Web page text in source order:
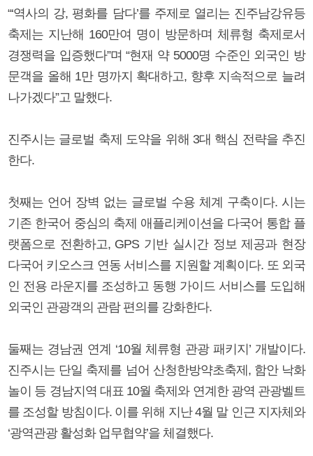
“‘역사의 강, 평화를 담다’를 주제로 열리는 진주남강유등
축제는 지난해 160만여 명이 방문하며 체류형 축제로서
경쟁력을 입증했다”며 “현재 약 5000명 수준인 외국인 방
문객을 올해 1만 명까지 확대하고, 향후 지속적으로 늘려
나가겠다”고 말했다.
진주시는 글로벌 축제 도약을 위해 3대 핵심 전략을 추진
한다.
첫째는 언어 장벽 없는 글로벌 수용 체계 구축이다. 시는
기존 한국어 중심의 축제 애플리케이션을 다국어 통합 플
랫폼으로 전환하고, GPS 기반 실시간 정보 제공과 현장
다국어 키오스크 연동 서비스를 지원할 계획이다. 또 외국
인 전용 라운지를 조성하고 동행 가이드 서비스를 도입해
외국인 관광객의 관람 편의를 강화한다.
둘째는 경남권 연계 ‘10월 체류형 관광 패키지’ 개발이다.
진주시는 단일 축제를 넘어 산청한방약초축제, 함안 낙화
놀이 등 경남지역 대표 10월 축제와 연계한 광역 관광벨트
를 조성할 방침이다. 이를 위해 지난 4월 말 인근 지자체와
‘광역관광 활성화 업무협약’을 체결했다.